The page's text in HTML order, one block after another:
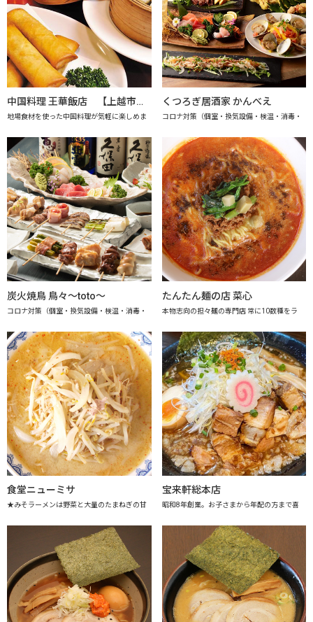
中国料理 王華飯店 【上越市地産地消推進の店認定店】
地場食材を使った中国料理が気軽に楽しめま
くつろぎ居酒家 かんべえ
コロナ対策（個室・換気設備・検温・消毒・
炭火焼鳥 鳥々～toto～
コロナ対策（個室・換気設備・検温・消毒・
たんたん麺の店 菜心
本物志向の担々麺の専門店 常に10数種をラ
食堂ニューミサ
★みそラーメンは野菜と大量のたまねぎの甘
宝来軒総本店
昭和8年創業。お子さまから年配の方まで喜